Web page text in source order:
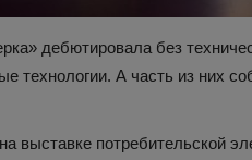
дебютировала без
технологии. А часть из них
выставке потребительской